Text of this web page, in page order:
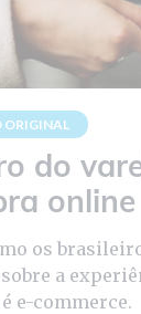
ORIGINAL
do
online
os
a
e-commerce.